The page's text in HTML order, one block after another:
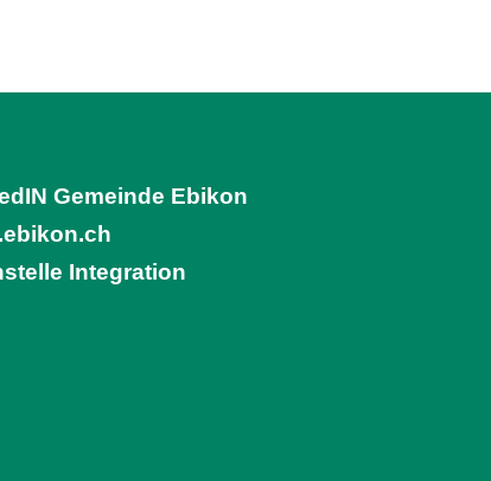
Gemeinde Ebikon
Integration